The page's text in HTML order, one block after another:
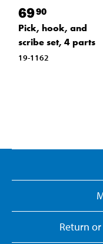
6990
Pick, hook, and
scribe set, 4 parts
19-1162
Return